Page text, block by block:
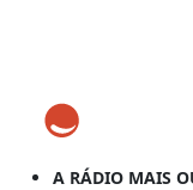
A RÁDIO MAIS